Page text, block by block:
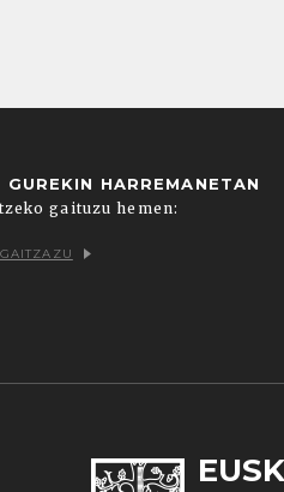
GUREKIN HARREMANETAN
gaituzu hemen: